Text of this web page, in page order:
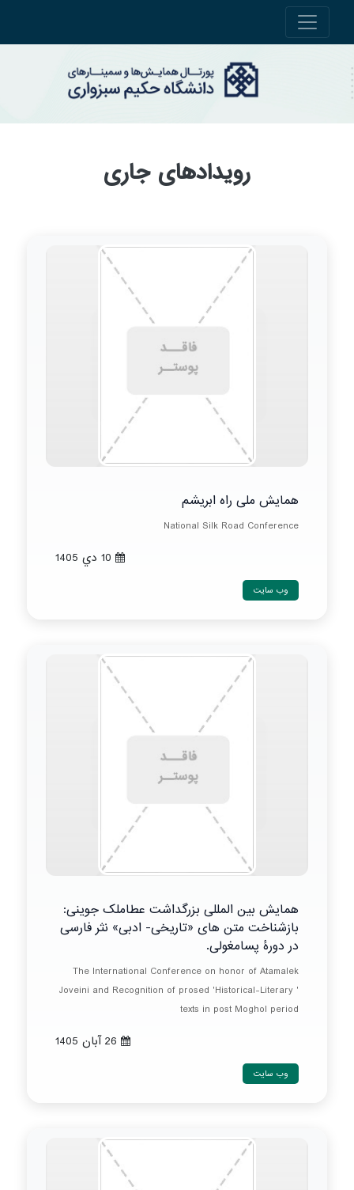
رویدادهای جاری
همایش ملی راه ابریشم
National Silk Road Conference
وب سایت
همایش بین المللی بزرگداشت عطاملک جوینی:
بازشناخت متن های «تاریخی- ادبی» نثر فارسی
در دورۀ پسامغولی.
The International Conference on honor of Atamalek
Joveini and Recognition of prosed 'Historical-Literary '
texts in post Moghol period
وب سایت